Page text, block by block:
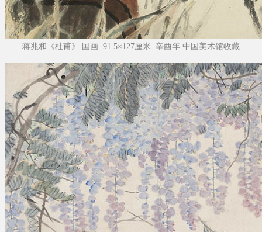
蒋兆和《杜甫》 国画 91.5×127厘米 辛酉年 中国美术馆收藏